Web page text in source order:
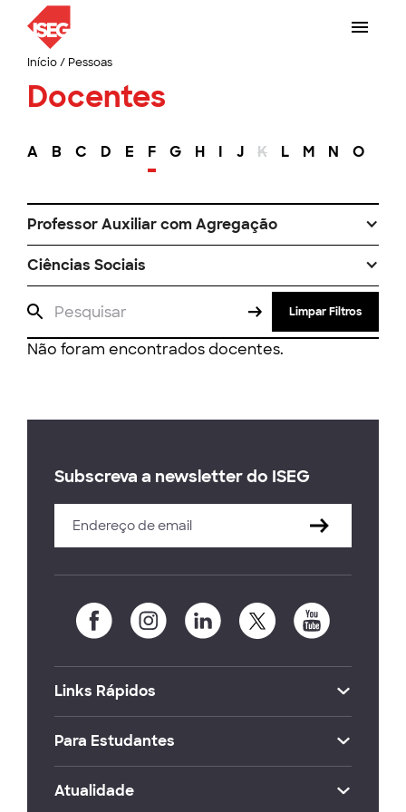
Início/ Pessoas
Docentes
A B C D E F G H I J K L M N O
Professor Auxiliar com Agregação
Ciências Sociais
Limpar Filtros
Não foram encontrados docentes.
Subscreva a newsletter do ISEG
Links Rápidos
Para Estudantes
Atualidade